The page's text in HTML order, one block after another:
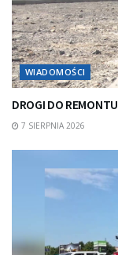
WIADOMOŚCI
DROGI DO REMONTU
7 SIERPNIA 2026